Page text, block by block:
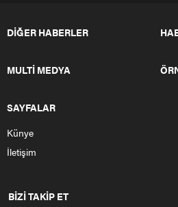
DİĞER HABERLER
MULTİ MEDYA
SAYFALAR
Künye
İletişim
BİZİ TAKİP ET